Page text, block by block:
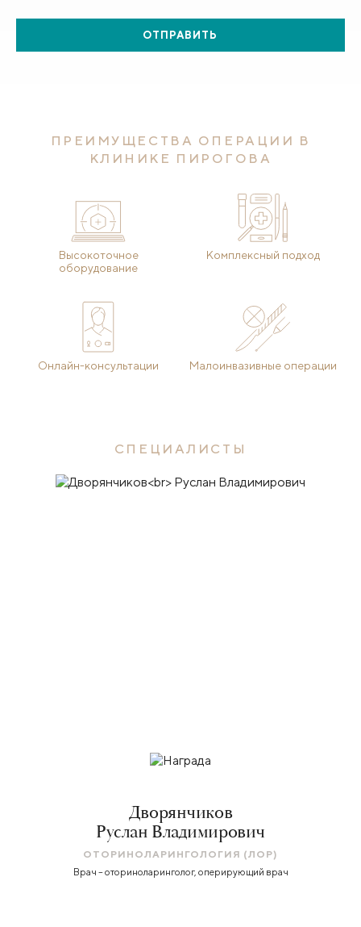
ОТПРАВИТЬ
ПРЕИМУЩЕСТВА ОПЕРАЦИИ В
КЛИНИКЕ ПИРОГОВА
Высокоточное
оборудование
Комплексный подход
Онлайн-консультации Малоинвазивные операции
СПЕЦИАЛИСТЫ
Дворянчиков
Руслан Владимирович
ОТОРИНОЛАРИНГОЛОГИЯ (ЛОР)
Врач – оториноларинголог, оперирующий врач